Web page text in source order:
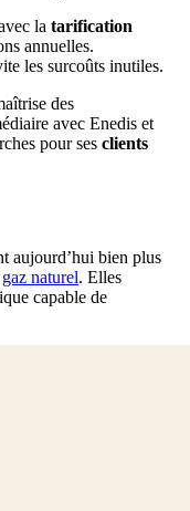
la tarification
annuelles.
les surcoûts inutiles.
des
avec Enedis et
pour ses clients
aujourd’hui bien plus
gaz naturel. Elles
capable de